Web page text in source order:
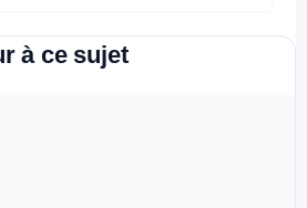
à ce sujet